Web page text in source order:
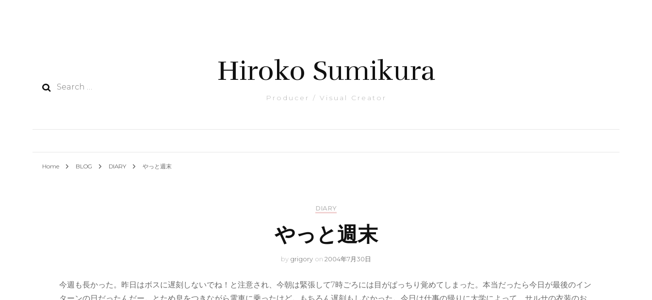
Search
Hiroko Sumikura
Producer / Visual Creator
Home BLOG DIARY やっと週末
DIARY
やっと週末
by grigory on 2004年7月30日
今週も長かった。昨日はボスに遅刻しないでね！と注意され、今朝は緊張して7時ごろには目がぱっちり覚めてしまった。本当だったら今日が最後のイン